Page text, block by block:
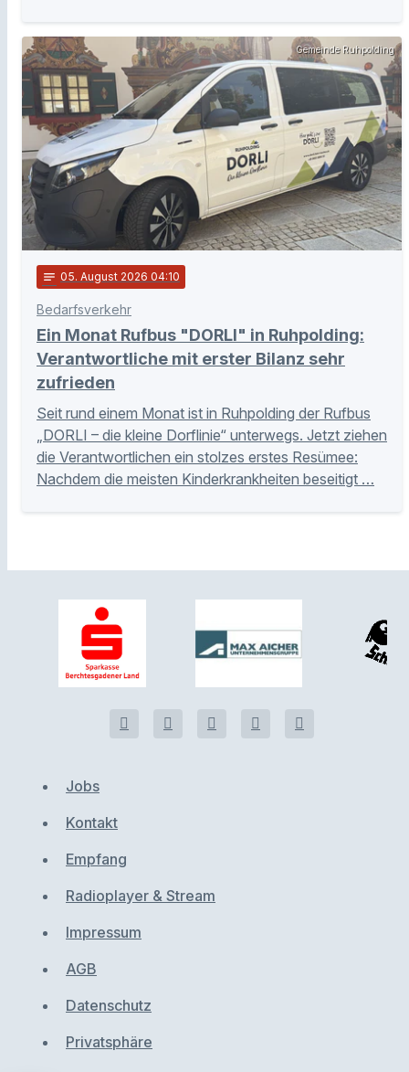
Gemeinde Ruhpolding
notes 05. August 2026 04:10
Bedarfsverkehr
Ein Monat Rufbus "DORLI" in Ruhpolding:
Verantwortliche mit erster Bilanz sehr
zufrieden
Seit rund einem Monat ist in Ruhpolding der Rufbus
„DORLI – die kleine Dorflinie“ unterwegs. Jetzt ziehen
die Verantwortlichen ein stolzes erstes Resümee:
Nachdem die meisten Kinderkrankheiten beseitigt …
Jobs
Kontakt
Empfang
Radioplayer & Stream
Impressum
AGB
Datenschutz
Privatsphäre